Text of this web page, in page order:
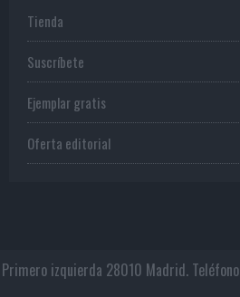
Tienda
Suscríbete
Ejemplar gratis
Oferta editorial
izquierda 28010 Madrid. Teléfono